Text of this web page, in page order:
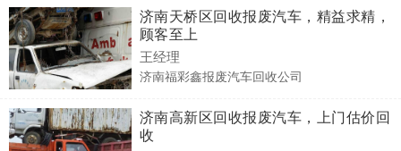
济南天桥区回收报废汽车，精益求精，
顾客至上
王经理
济南福彩鑫报废汽车回收公司
济南高新区回收报废汽车，上门估价回
收